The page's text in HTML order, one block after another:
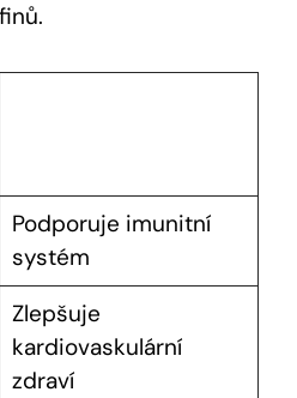
Podporuje imunitní
systém
Zlepšuje
kardiovaskulární
⁣zdraví